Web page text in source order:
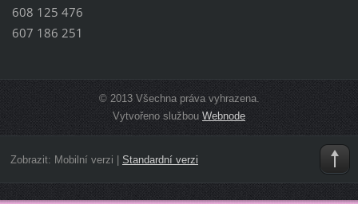
608 125 476
607 186 251
© 2013 Všechna práva vyhrazena.
Vytvořeno službou Webnode
Zobrazit: Mobilní verzi Standardní verzi